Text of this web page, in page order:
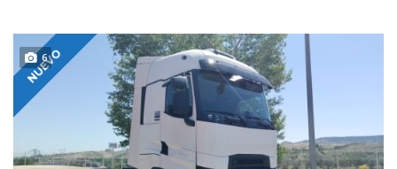
NUEVO
6